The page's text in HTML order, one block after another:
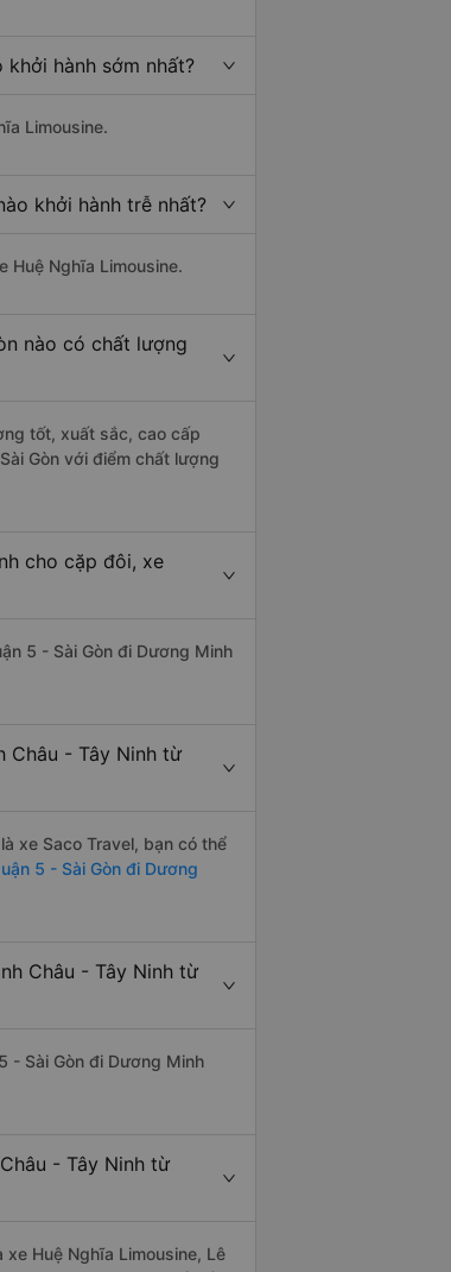
khởi hành sớm nhất?
Limousine.
khởi hành trễ nhất?
Huệ Nghĩa Limousine.
nào có chất lượng
tốt, xuất sắc, cao cấp
Gòn với điểm chất lượng
cho cặp đôi, xe
5 - Sài Gòn đi Dương Minh
Châu - Tây Ninh từ
xe Saco Travel, bạn có thể
5 - Sài Gòn đi Dương
Châu - Tây Ninh từ
- Sài Gòn đi Dương Minh
- Tây Ninh từ
Huệ Nghĩa Limousine, Lê